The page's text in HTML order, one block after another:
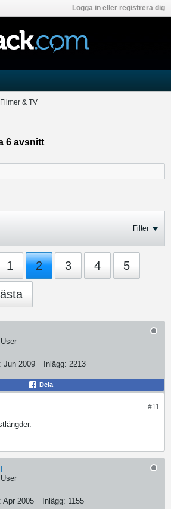
Logga in eller registrera dig
Filmer & TV
6 avsnitt
Filter
1 2 3 4 5
Jun 2009 Inlägg: 2213
Dela
#11
Apr 2005 Inlägg: 1155